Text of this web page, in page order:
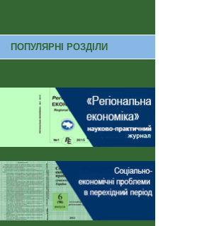
ПОПУЛЯРНІ РОЗДІЛИ